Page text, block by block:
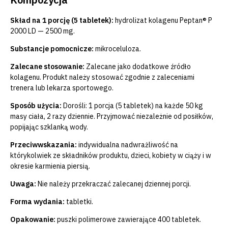
Skład na 1 porcję (5 tabletek): hydrolizat kolagenu Peptan® P
2000 LD — 2500 mg.
Substancje pomocnicze: mikroceluloza.
Zalecane stosowanie: Zalecane jako dodatkowe źródło
kolagenu. Produkt należy stosować zgodnie z zaleceniami
trenera lub lekarza sportowego.
Sposób użycia: Dorośli: 1 porcja (5 tabletek) na każde 50 kg
masy ciała, 2 razy dziennie. Przyjmować niezależnie od posiłków,
popijając szklanką wody.
Przeciwwskazania: indywidualna nadwrażliwość na
którykolwiek ze składników produktu, dzieci, kobiety w ciąży i w
okresie karmienia piersią.
Uwaga: Nie należy przekraczać zalecanej dziennej porcji.
Forma wydania: tabletki.
Opakowanie: puszki polimerowe zawierające 400 tabletek.